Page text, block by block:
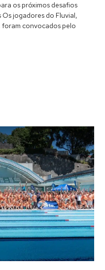
os próximos desafios
jogadores do Fluvial,
foram convocados pelo